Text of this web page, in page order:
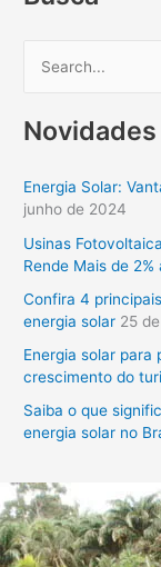
s
u
i
s
o
r
:
Novidades
Energia Solar:
junho de 2024
Usinas
Rende Mais de 2%
Confira 4
energia solar 25
Energia solar para
crescimento do
Saiba o que
energia solar no